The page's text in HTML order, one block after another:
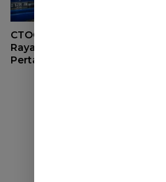
CTOC Subreg Sumedang
Rayakan Ulang Tahun
Pertama dengan Kopdar